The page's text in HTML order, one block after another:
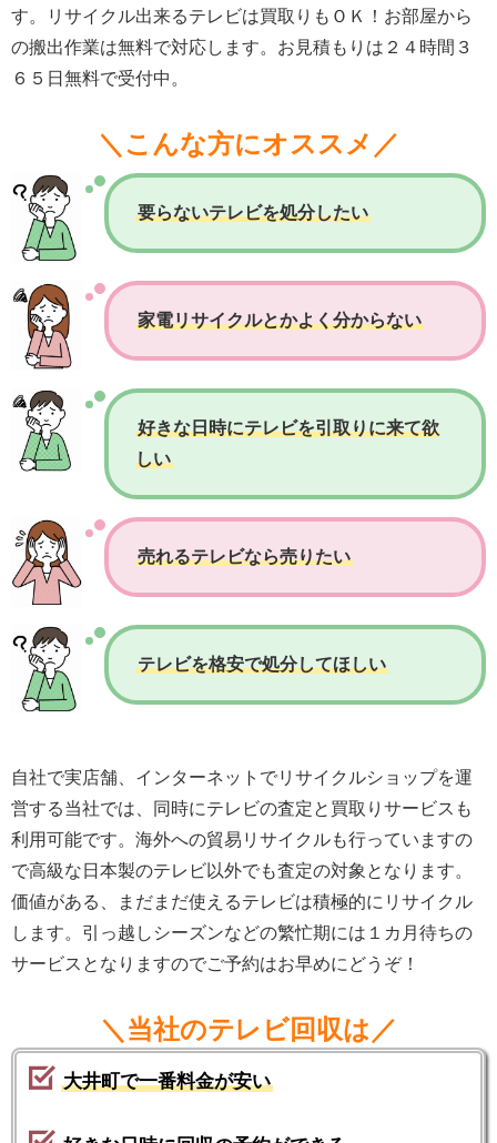
す。リサイクル出来るテレビは買取りもＯＫ！お部屋から
の搬出作業は無料で対応します。お見積もりは２４時間３
６５日無料で受付中。
＼こんな方にオススメ／
要らないテレビを処分したい
家電リサイクルとかよく分からない
好きな日時にテレビを引取りに来て欲
しい
売れるテレビなら売りたい
テレビを格安で処分してほしい
自社で実店舗、インターネットでリサイクルショップを運
営する当社では、同時にテレビの査定と買取りサービスも
利用可能です。海外への貿易リサイクルも行っていますの
で高級な日本製のテレビ以外でも査定の対象となります。
価値がある、まだまだ使えるテレビは積極的にリサイクル
します。引っ越しシーズンなどの繁忙期には１カ月待ちの
サービスとなりますのでご予約はお早めにどうぞ！
＼当社のテレビ回収は／
大井町で一番料金が安い